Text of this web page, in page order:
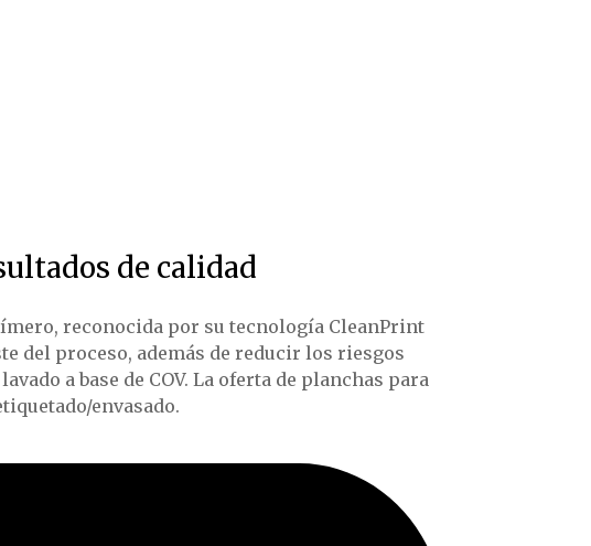
de calidad
reconocida por su tecnología CleanPrint
del proceso, además de reducir los riesgos
a base de COV. La oferta de planchas para
envasado.